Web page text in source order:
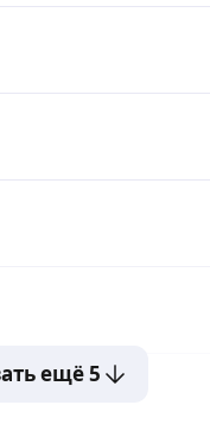
ещё 5